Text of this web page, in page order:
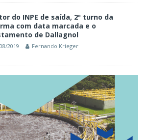
do INPE de saída, 2º turno da
com data marcada e o
de Dallagnol
2019 Fernando Krieger